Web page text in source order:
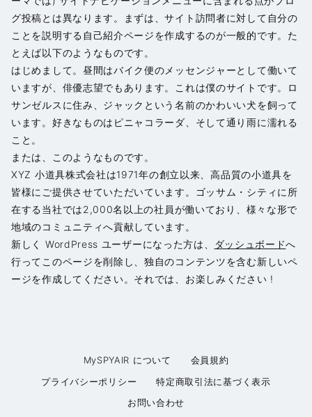
グ投稿とは異なります。まずは、サイト訪問者に対して自分の
ことを説明する自己紹介ページを作成するのが一般的です。た
とえば以下のようなものです。
はじめまして。昼間はバイク便のメッセンジャーとして働いて
いますが、俳優志望でもあります。これは僕のサイトです。ロ
サンゼルスに住み、ジャックという名前のかわいい犬を飼って
います。好きなものはピニャコラーダ、そして通り雨に濡れる
こと。
または、このようなものです。
XYZ 小道具株式会社は1971年の創立以来、高品質の小道具を
皆様にご提供させていただいています。ゴッサム・シティに所
在する当社では2,000名以上の社員が働いており、様々な形で
地域のコミュニティへ貢献しています。
新しく WordPress ユーザーになった方は、
ダッシュボードへ
行ってこのページを削除し、独自のコンテンツを含む新しいペ
ージを作成してください。それでは、お楽しみください !
MySPYAIR について
会員規約
プライバシーポリシー
特定商取引法に基づく表示
お問い合わせ